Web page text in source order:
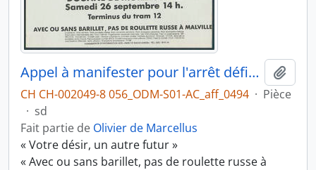
Appel à manifester pour l'arrêt définitif de Malville Nucléaire
CH CH-002049-8 056_ODM-S01-AC_aff_0494 · Pièce
· sd
Fait partie de Olivier de Marcellus
« Votre désir, un autre futur »
« Avec ou sans barillet, pas de roulette russe à